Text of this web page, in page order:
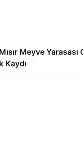
Meyve Yarasası
Kaydı